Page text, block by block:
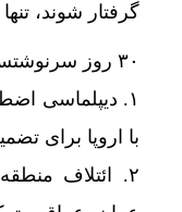
گرفتار شوند،
۳۰ روز سرنوشتساز؛ چه باید کرد؟
۱. دیپلماسی
با اروپا برای
۲. ائتلاف